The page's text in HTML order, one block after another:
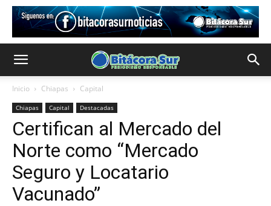
Inicio Chiapas Capital
Chiapas Capital Destacadas
Certifican al Mercado del
Norte como “Mercado
Seguro y Locatario
Vacunado”